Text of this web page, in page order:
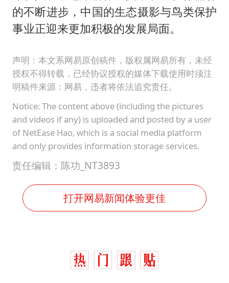
的不断进步，中国的生态摄影与鸟类保护
事业正迎来更加积极的发展局面。
声明：本文系网易原创稿件，版权属网易所有，未经
授权不得转载，已经协议授权的媒体下载使用时须注
明稿件来源：网易，违者将依法追究责任。
Notice: The content above (including the pictures
and videos if any) is uploaded and posted by a user
of NetEase Hao, which is a social media platform
and only provides information storage services.
责任编辑：陈功_NT3893
打开网易新闻体验更佳